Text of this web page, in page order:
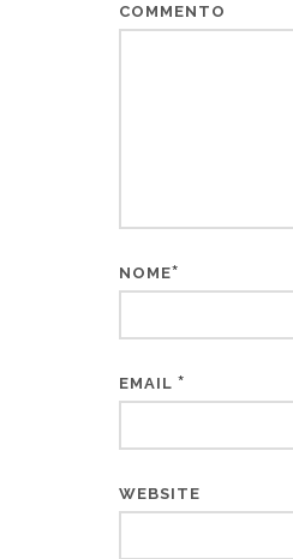
COMMENTO
NOME*
EMAIL *
WEBSITE